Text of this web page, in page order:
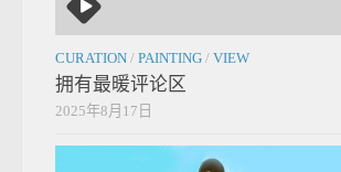
CURATION / PAINTING / VIEW
拥有最暖评论区
2025年8月17日